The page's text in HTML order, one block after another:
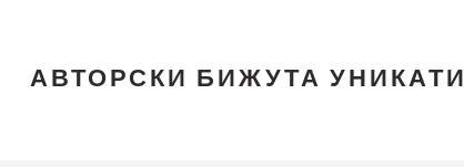
АВТОРСКИ БИЖУТА УНИКАТИ